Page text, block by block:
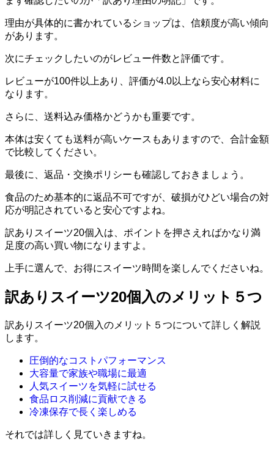
理由が具体的に書かれているショップは、信頼度が高い傾向
があります。
次にチェックしたいのがレビュー件数と評価です。
レビューが100件以上あり、評価が4.0以上なら安心材料に
なります。
さらに、送料込み価格かどうかも重要です。
本体は安くても送料が高いケースもありますので、合計金額
で比較してください。
最後に、返品・交換ポリシーも確認しておきましょう。
食品のため基本的に返品不可ですが、破損がひどい場合の対
応が明記されていると安心ですよね。
訳ありスイーツ20個入は、ポイントを押さえればかなり満
足度の高い買い物になりますよ。
上手に選んで、お得にスイーツ時間を楽しんでくださいね。
訳ありスイーツ20個入のメリット５つ
訳ありスイーツ20個入のメリット５つについて詳しく解説
します。
圧倒的なコストパフォーマンス
大容量で家族や職場に最適
人気スイーツを気軽に試せる
食品ロス削減に貢献できる
冷凍保存で長く楽しめる
それでは詳しく見ていきますね。